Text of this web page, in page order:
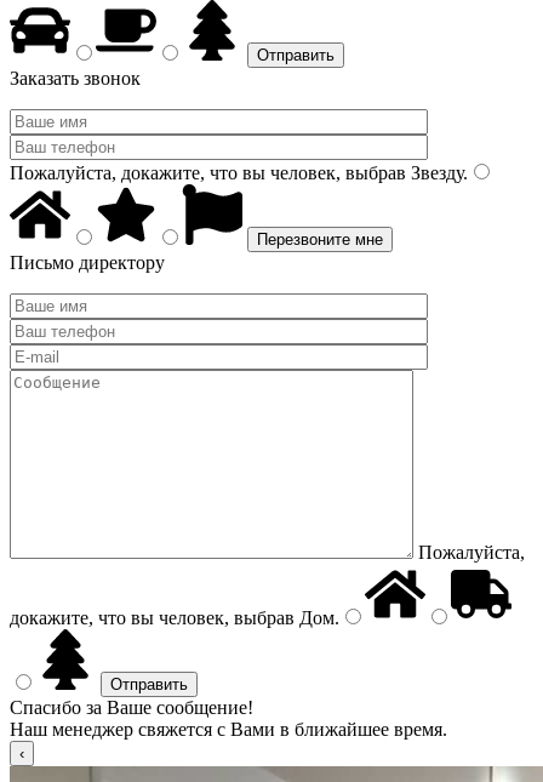
Заказать звонок
Пожалуйста, докажите, что вы человек, выбрав Звезду.
Письмо директору
Пожалуйста,
докажите, что вы человек, выбрав Дом.
Спасибо за Ваше сообщение!
Наш менеджер свяжется с Вами в ближайшее время.